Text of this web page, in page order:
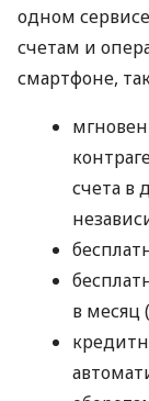
одном
счетам и
смартфоне,
счета в
в месяц